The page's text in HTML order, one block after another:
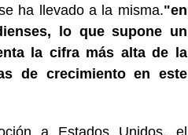
ha llevado a la misma."en
lo que supone un
la cifra más alta de la
de crecimiento en este
a Estados Unidos, el